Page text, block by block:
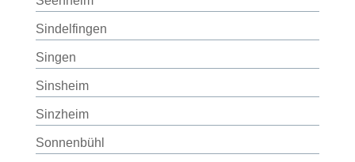
Sindelfingen
Singen
Sinsheim
Sinzheim
Sonnenbühl